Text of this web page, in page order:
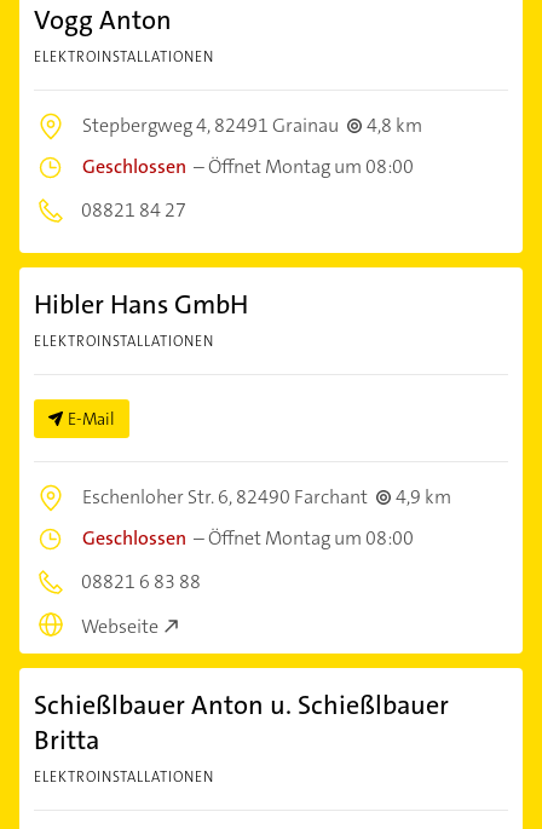
Vogg Anton
ELEKTROINSTALLATIONEN
Stepbergweg 4,82491 Grainau
4,8 km
Geschlossen –Öffnet Montag um 08:00
08821 84 27
Hibler Hans GmbH
ELEKTROINSTALLATIONEN
E-Mail
Eschenloher Str. 6,82490 Farchant
4,9 km
Geschlossen –Öffnet Montag um 08:00
08821 6 83 88
Webseite
Schießlbauer Anton u. Schießlbauer
Britta
ELEKTROINSTALLATIONEN